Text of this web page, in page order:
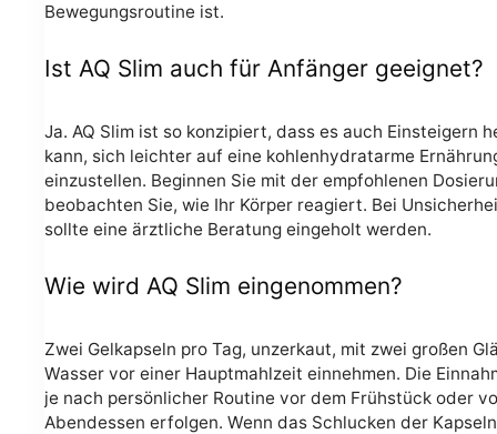
Bewegungsroutine ist.
Ist AQ Slim auch für Anfänger geeignet?
Ja. AQ Slim ist so konzipiert, dass es auch Einsteigern
kann, sich leichter auf eine kohlenhydratarme
einzustellen. Beginnen Sie mit der empfohlenen
beobachten Sie, wie Ihr Körper reagiert. Bei
sollte eine ärztliche Beratung eingeholt werden.
Wie wird AQ Slim eingenommen?
Zwei Gelkapseln pro Tag, unzerkaut, mit zwei großen
Wasser vor einer Hauptmahlzeit einnehmen. Die
je nach persönlicher Routine vor dem Frühstück oder
Abendessen erfolgen. Wenn das Schlucken der Kapseln